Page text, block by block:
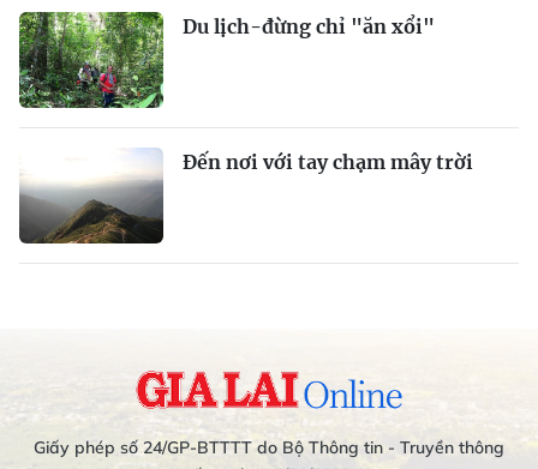
Du lịch-đừng chỉ "ăn xổi"
Đến nơi với tay chạm mây trời
Giấy phép số 24/GP-BTTTT do Bộ Thông tin - Truyền thông